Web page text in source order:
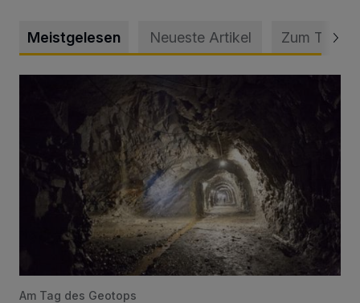
Meistgelesen Neueste Artikel Zum Thema
Am Tag des Geotops